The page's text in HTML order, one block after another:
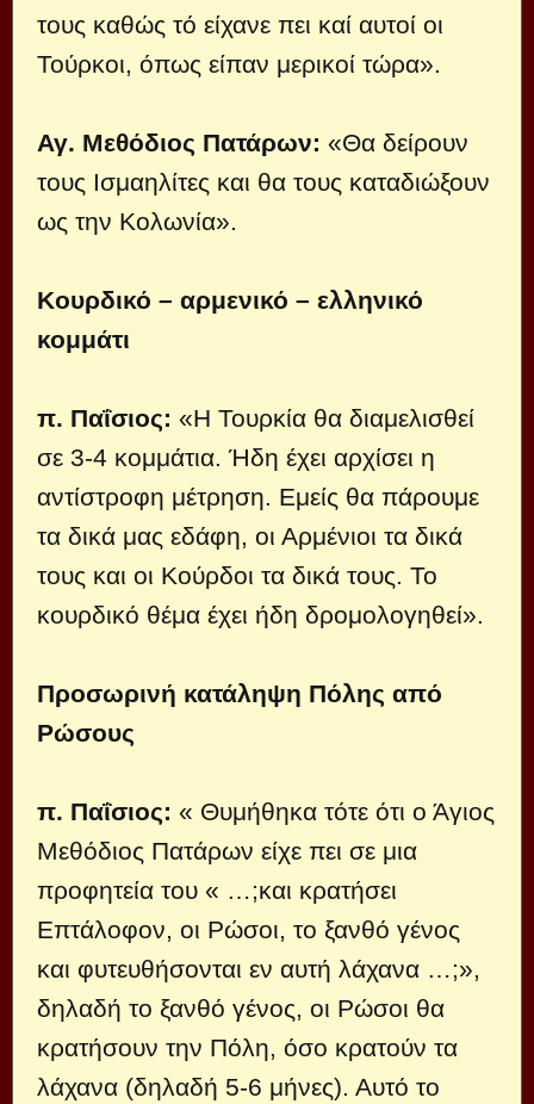
τους καθώς τό είχανε πει καί αυτοί οι
Τούρκοι, όπως είπαν μερικοί τώρα».
Αγ. Μεθόδιος Πατάρων: «Θα δείρουν
τους Ισμαηλίτες και θα τους καταδιώξουν
ως την Κολωνία».
Κουρδικό – αρμενικό – ελληνικό
κομμάτι
π. Παΐσιος: «Η Τουρκία θα διαμελισθεί
σε 3-4 κομμάτια. Ήδη έχει αρχίσει η
αντίστροφη μέτρηση. Εμείς θα πάρουμε
τα δικά μας εδάφη, οι Αρμένιοι τα δικά
τους και οι Κούρδοι τα δικά τους. Το
κουρδικό θέμα έχει ήδη δρομολογηθεί».
Προσωρινή κατάληψη Πόλης από
Ρώσους
π. Παΐσιος: « Θυμήθηκα τότε ότι ο Άγιος
Μεθόδιος Πατάρων είχε πει σε μια
προφητεία του « …;και κρατήσει
Επτάλοφον, οι Ρώσοι, το ξανθό γένος
και φυτευθήσονται εν αυτή λάχανα …;»,
δηλαδή το ξανθό γένος, οι Ρώσοι θα
κρατήσουν την Πόλη, όσο κρατούν τα
λάχανα (δηλαδή 5-6 μήνες). Αυτό το